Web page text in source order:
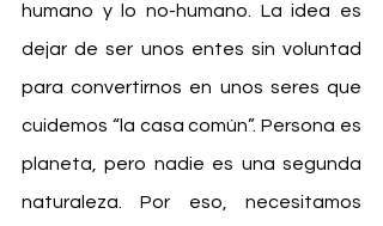
humano y lo no-humano. La idea es
dejar de ser unos entes sin voluntad
para convertirnos en unos seres que
cuidemos “la casa común”. Persona es
planeta, pero nadie es una segunda
naturaleza. Por eso, necesitamos